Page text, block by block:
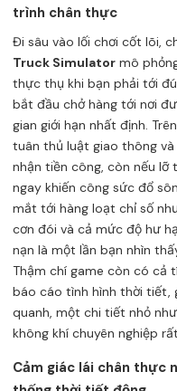
trình chân thực
Đi sâu vào lối chơi cốt lõi,
Truck Simulator mô
thực thụ khi bạn phải tới
bắt đầu chở hàng tới nơi
gian giới hạn nhất định.
tuân thủ luật giao thông
nhận tiền công, còn nếu
ngay khiến công sức đổ
mắt tới hàng loạt chỉ số
cơn đói và cả mức độ hư
nạn là một lần bạn nhìn
Thậm chí game còn có cả
báo cáo tình hình thời tiết,
quanh, một chi tiết nhỏ
không khí chuyên nghiệp
Cảm giác lái chân thực